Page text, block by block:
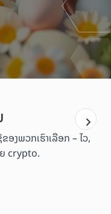
ພວກເຮົາເລືອກ – ໄວ,
crypto.